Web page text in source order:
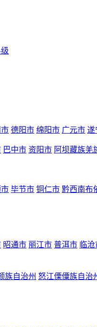
德阳市 绵阳市 广元市 遂
巴中市 资阳市 阿坝藏族羌
毕节市 铜仁市 黔西南布
昭通市 丽江市 普洱市 临
族自治州 怒江傈僳族自治